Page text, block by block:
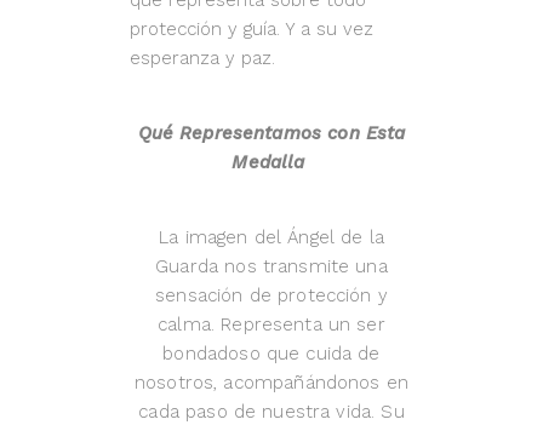
protección y guía. Y a su vez
esperanza y paz.
Qué Representamos con Esta
Medalla
La imagen del Ángel de la
Guarda nos transmite una
sensación de protección y
calma. Representa un ser
bondadoso que cuida de
nosotros, acompañándonos en
cada paso de nuestra vida. Su